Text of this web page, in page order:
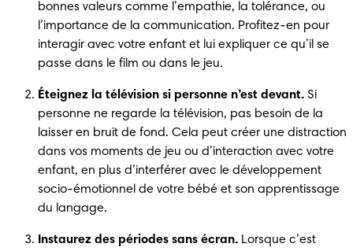
bonnes valeurs comme l’empathie, la tolérance, ou
l’importance de la communication. Profitez-en pour
interagir avec votre enfant et lui expliquer ce qu’il se
passe dans le film ou dans le jeu.
Éteignez la télévision si personne n’est devant. Si
personne ne regarde la télévision, pas besoin de la
laisser en bruit de fond. Cela peut créer une distraction
dans vos moments de jeu ou d’interaction avec votre
enfant, en plus d’interférer avec le développement
socio-émotionnel de votre bébé et son apprentissage
du langage.
Instaurez des périodes sans écran. Lorsque c’est